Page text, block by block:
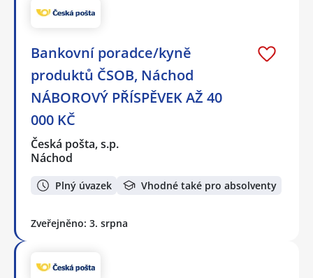
Bankovní poradce/kyně
produktů ČSOB, Náchod
NÁBOROVÝ PŘÍSPĚVEK AŽ 40
000 KČ
Česká pošta, s.p.
Náchod
Plný úvazek Vhodné také pro absolventy
Zveřejněno: 3. srpna